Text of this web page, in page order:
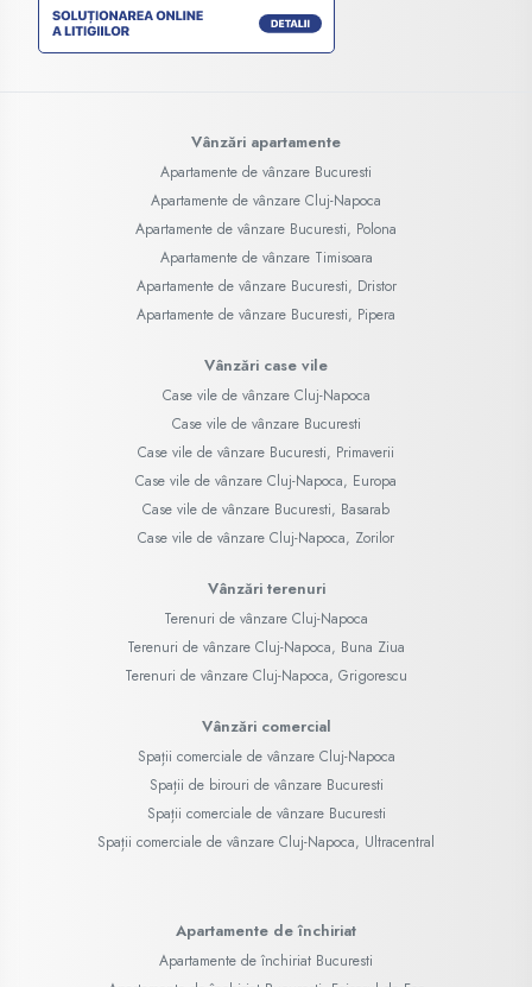
Vânzări apartamente
Apartamente de vânzare Bucuresti
Apartamente de vânzare Cluj-Napoca
Apartamente de vânzare Bucuresti, Polona
Apartamente de vânzare Timisoara
Apartamente de vânzare Bucuresti, Dristor
Apartamente de vânzare Bucuresti, Pipera
Vânzări case vile
Case vile de vânzare Cluj-Napoca
Case vile de vânzare Bucuresti
Case vile de vânzare Bucuresti, Primaverii
Case vile de vânzare Cluj-Napoca, Europa
Case vile de vânzare Bucuresti, Basarab
Case vile de vânzare Cluj-Napoca, Zorilor
Vânzări terenuri
Terenuri de vânzare Cluj-Napoca
Terenuri de vânzare Cluj-Napoca, Buna Ziua
Terenuri de vânzare Cluj-Napoca, Grigorescu
Vânzări comercial
Spații comerciale de vânzare Cluj-Napoca
Spații de birouri de vânzare Bucuresti
Spații comerciale de vânzare Bucuresti
Spații comerciale de vânzare Cluj-Napoca, Ultracentral
Apartamente de închiriat
Apartamente de închiriat Bucuresti